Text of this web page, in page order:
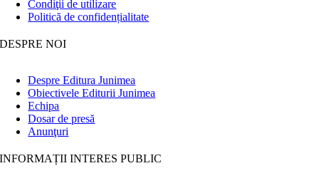
Condiţii de utilizare
Politică de confidențialitate
DESPRE NOI
Despre Editura Junimea
Obiectivele Editurii Junimea
Echipa
Dosar de presă
Anunţuri
INFORMAȚII INTERES PUBLIC